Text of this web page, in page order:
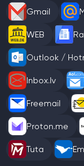
Gmail
WEB
Outlook /
Inbox.lv
Freemail
Proton.me
Tuta